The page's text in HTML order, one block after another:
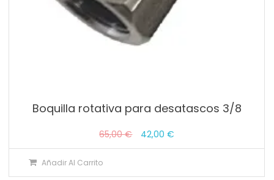
Boquilla rotativa para desatascos 3/8
65,00€
El
precio
42,00€
precio
Añadir Al Carrito